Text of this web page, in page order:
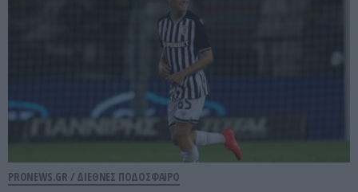
PRONEWS.GR / ΔΙΕΘΝΕΣ ΠΟΔΟΣΦΑΙΡΟ